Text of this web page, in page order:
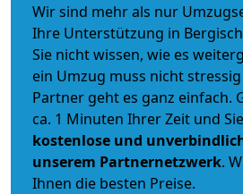
Wir sind mehr als nur
Ihre Unterstützung in
Sie nicht wissen, wie es
ein Umzug muss nicht
Partner geht es ganz einfach.
ca. 1 Minuten Ihrer Zeit und
kostenlose und
unserem Partnernetzwerk.
Ihnen die besten Preise.